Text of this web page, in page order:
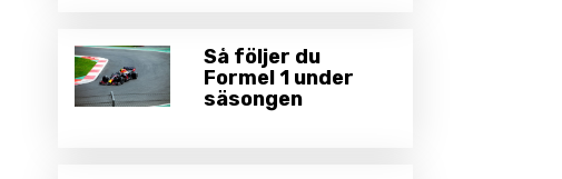
Så följer du
Formel 1 under
säsongen